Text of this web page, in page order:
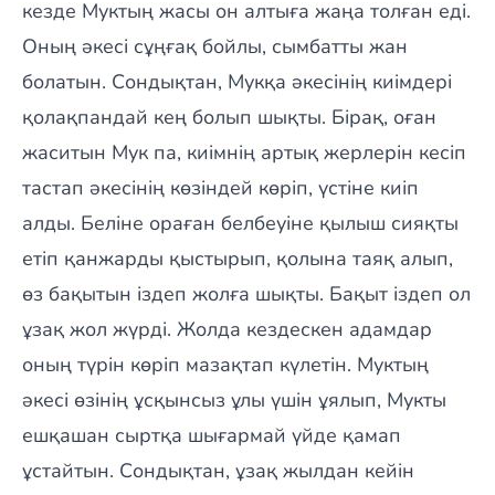
кезде Муктың жасы он алтыға жаңа толған еді.
Оның әкесі сұңғақ бойлы, сымбатты жан
болатын. Сондықтан, Мукқа әкесінің киімдері
қолақпандай кең болып шықты. Бірақ, оған
жаситын Мук па, киімнің артық жерлерін кесіп
тастап әкесінің көзіндей көріп, үстіне киіп
алды. Беліне ораған белбеуіне қылыш сияқты
етіп қанжарды қыстырып, қолына таяқ алып,
өз бақытын іздеп жолға шықты. Бақыт іздеп ол
ұзақ жол жүрді. Жолда кездескен адамдар
оның түрін көріп мазақтап күлетін. Муктың
әкесі өзінің ұсқынсыз ұлы үшін ұялып, Мукты
ешқашан сыртқа шығармай үйде қамап
ұстайтын. Сондықтан, ұзақ жылдан кейін